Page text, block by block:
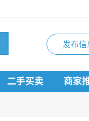
发布信
二手买卖 商家